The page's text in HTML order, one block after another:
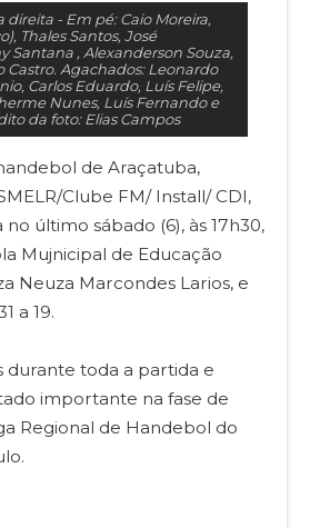
direita - Em pé: Caio Moreira,
Thales Santos, José
Santana , Alexanderson Souza,
Castro. Agachados: Leonardo
Carlos Eduardo, Luís Felipe,
Nunes, Luís Fernando e
da foto: Elias Campos
de Araçatuba,
Clube FM/ Install/ CDI,
último sábado (6), às 17h30,
Mujnicipal de Educação
Neuza Marcondes Larios, e
a 19.
durante toda a partida e
importante na fase de
Regional de Handebol do